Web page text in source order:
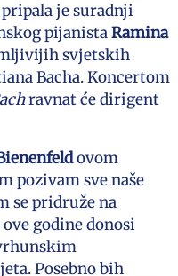
je suradnji
pijanistaRamina
svjetskih
Bacha. Koncertom
ravnat će dirigent
ovom
pozivam sve naše
se pridruže na
godine donosi
Posebno bih